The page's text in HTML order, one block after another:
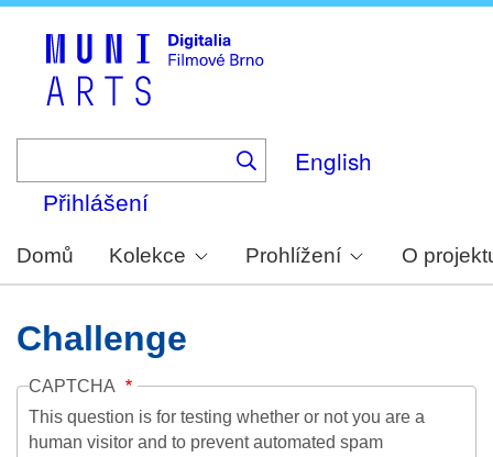
English
Přihlášení
Domů Kolekce Prohlížení O
Challenge
CAPTCHA
This question is for testing whether or not you are a
human visitor and to prevent automated spam